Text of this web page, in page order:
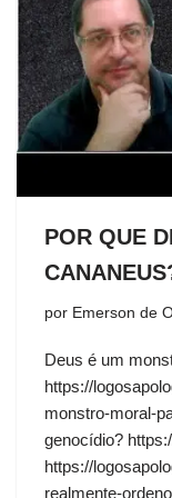
POR QUE
por Emerson de
Deus é um
https://
monstro-moral-
genocídio?
https://
realmente-